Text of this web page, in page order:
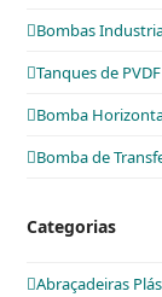
Bombas
Tanques de PVDF
Bomba
Bomba de
Categorias
Abraçadeiras